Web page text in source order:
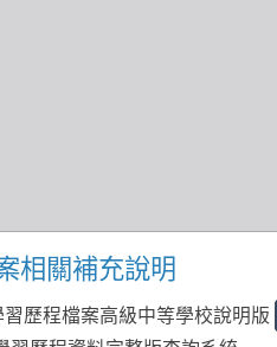
相關補充說明
歷程檔案高級中等學校說明版